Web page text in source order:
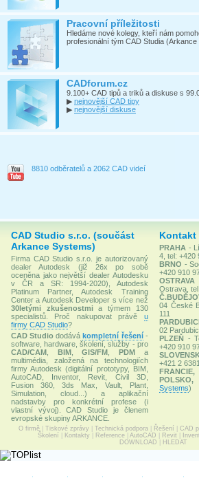
Pracovní příležitosti
Hledáme nové kolegy, kteří nám
profesionální tým CAD Studia (Arkance
CADforum.cz
9.100+ CAD tipů a triků a diskuse s
▶ nejnovější CAD tipy
▶ nejnovější diskuse
8810 odběratelů a 2062 CAD videí
CAD Studio s.r.o. (součást
Arkance Systems)
Firma CAD Studio s.r.o. je autorizovaný
dealer Autodesk (již 26x po sobě
oceněna jako největší dealer Autodesku
v ČR a SR: 1994-2020), Autodesk
Platinum Partner, Autodesk Training
Center a Autodesk Developer s více než
30letými zkušenostmia týmem 130
specialistů. Proč nakupovat právě u
firmy CAD Studio?
CAD Studio dodávákompletní řešení-
software, hardware, školení, služby - pro
CAD/CAM
BIM,GIS/FM ,PDM a
multimédia, založená na technologiích
firmy Autodesk (digitální prototypy, BIM,
AutoCAD, Inventor, Revit, Civil 3D,
Fusion 360, 3ds Max, Vault, Plant,
Simulation, cloud...) a aplikační
nadstavby pro konkrétní profese (i
vlastní vývoj). CAD Studio je členem
evropské skupiny ARKANCE.
Kontakt
PRAHA -
4, tel: +420
BRNO -
+420 910
OSTRAVA
Ostrava,
04 České
111
02
PLZEŇ -
+420 910
+421 2
POLSKO,
Systems)
O firmě Tiskové zprávy Technická podpora Řešení CAD
Školení
Kontakty Reference| AutoCAD Revit
DOWNLOAD
HLEDAT